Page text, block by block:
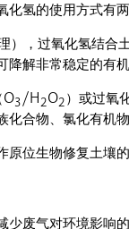
化氢的使用方式有两
），过氧化氢结合
降解非常稳定的有
O3 /H 2O2 ）或过氧
合物、氯化有机物
原位生物修复土壤
少废气对环境影响